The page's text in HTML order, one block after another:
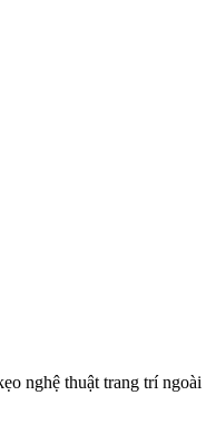
nghệ thuật trang trí ngoài